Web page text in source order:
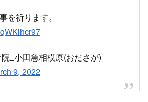
スポンサーリンク